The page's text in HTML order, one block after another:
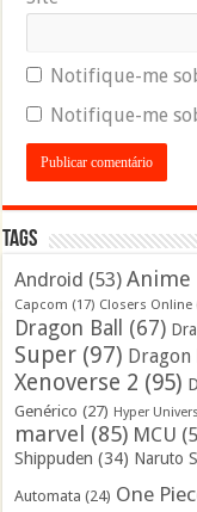
Notifique-me
Notifique-me
Tags
Android (53) Anime
Capcom (17) Closers Online
Dragon Ball (67)
Super (97) Dragon
Xenoverse 2 (95)
Genérico (27) Hyper
marvel (85) MCU
Shippuden (34) Naruto
Automata (24) One